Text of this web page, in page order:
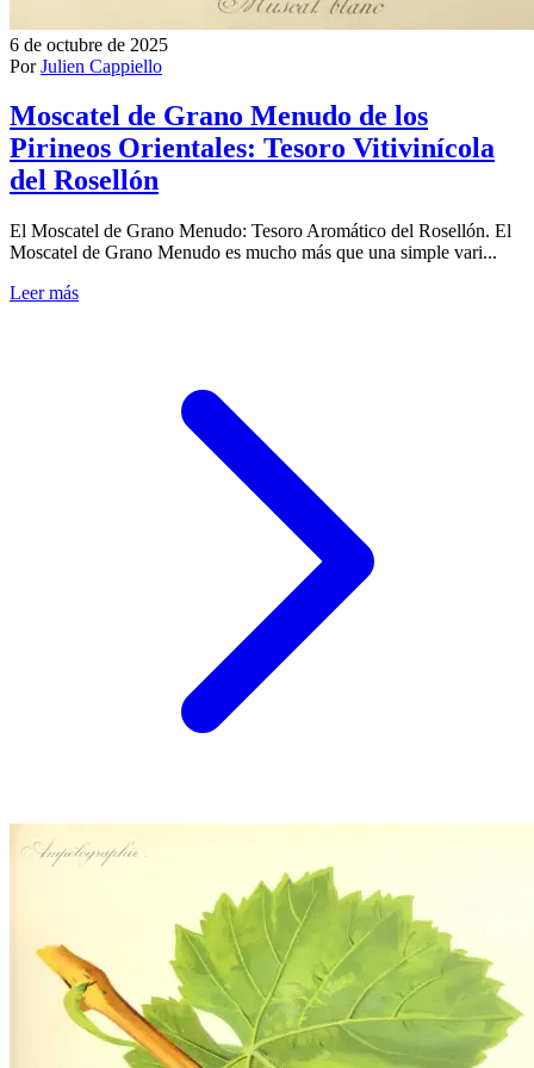
6 de octubre de 2025
Por Julien Cappiello
Moscatel de Grano Menudo de los
Pirineos Orientales: Tesoro Vitivinícola
del Rosellón
El Moscatel de Grano Menudo: Tesoro Aromático del Rosellón. El
Moscatel de Grano Menudo es mucho más que una simple vari...
Leer más